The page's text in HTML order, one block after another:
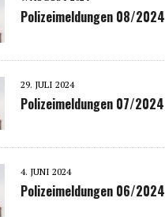
Polizeimeldungen 08/2024
29. JULI 2024
Polizeimeldungen 07/2024
4. JUNI 2024
Polizeimeldungen 06/2024